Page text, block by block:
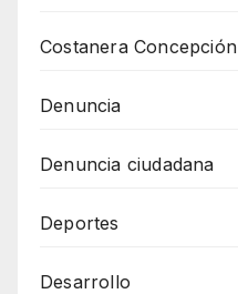
Costanera Concepción
Denuncia
Denuncia ciudadana
Deportes
Desarrollo